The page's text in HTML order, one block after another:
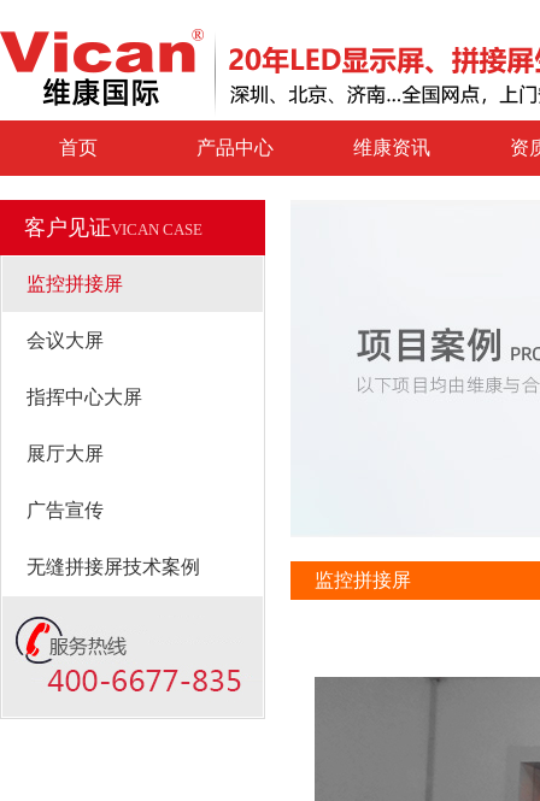
首页 产品中心 维康资讯 资
客户见证VICAN CASE
监控拼接屏
会议大屏
指挥中心大屏
展厅大屏
广告宣传
无缝拼接屏技术案例
监控拼接屏